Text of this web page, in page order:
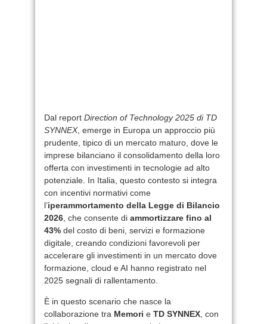
Dal report Direction of Technology 2025 di TD
SYNNEX, emerge in Europa un approccio più
prudente, tipico di un mercato maturo, dove le
imprese bilanciano il consolidamento della loro
offerta con investimenti in tecnologie ad alto
potenziale. In Italia, questo contesto si integra
con incentivi normativi come
l’iperammortamento della Legge di Bilancio
2026 , che consente di ammortizzare fino al
43% del costo di beni, servizi e formazione
digitale, creando condizioni favorevoli per
accelerare gli investimenti in un mercato dove
formazione, cloud e AI hanno registrato nel
2025 segnali di rallentamento.
È in questo scenario che nasce la
collaborazione tra Memori e TD SYNNEX , con